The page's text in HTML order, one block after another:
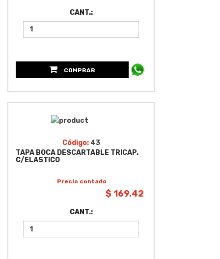
CANT.:
COMPRAR
Código: 43
TAPA BOCA DESCARTABLE TRICAP.
C/ELASTICO
Precio contado
$ 169.42
CANT.: